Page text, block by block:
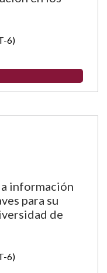
6)
información
para su
de
6)